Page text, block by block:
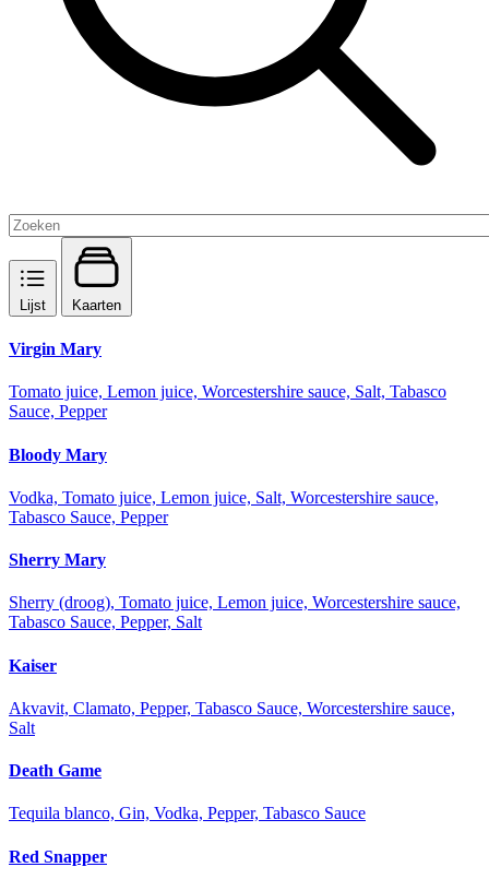
Lijst Kaarten
Virgin Mary
Tomato juice, Lemon juice, Worcestershire sauce, Salt, Tabasco
Sauce, Pepper
Bloody Mary
Vodka, Tomato juice, Lemon juice, Salt, Worcestershire sauce,
Tabasco Sauce, Pepper
Sherry Mary
Sherry (droog), Tomato juice, Lemon juice, Worcestershire sauce,
Tabasco Sauce, Pepper, Salt
Kaiser
Akvavit, Clamato, Pepper, Tabasco Sauce, Worcestershire sauce,
Salt
Death Game
Tequila blanco, Gin, Vodka, Pepper, Tabasco Sauce
Red Snapper